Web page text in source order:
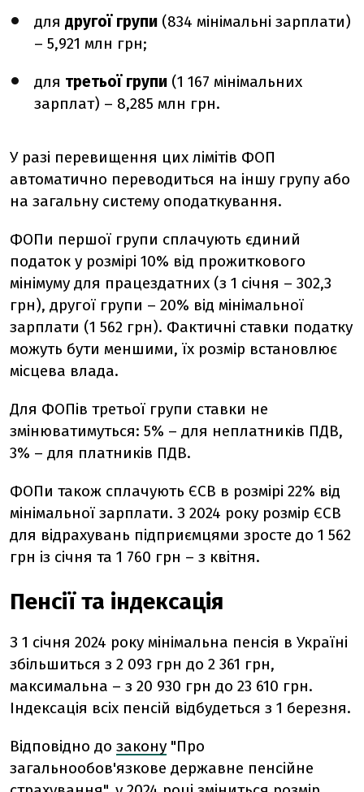
для другої групи (834 мінімальні зарплати)
– 5,921 млн грн;
для третьої групи (1 167 мінімальних
зарплат) – 8,285 млн грн.
У разі перевищення цих лімітів ФОП
автоматично переводиться на іншу групу або
на загальну систему оподаткування.
ФОПи першої групи сплачують єдиний
податок у розмірі 10% від прожиткового
мінімуму для працездатних (з 1 січня – 302,3
грн), другої групи – 20% від мінімальної
зарплати (1 562 грн). Фактичні ставки податку
можуть бути меншими, їх розмір встановлює
місцева влада.
Для ФОПів третьої групи ставки не
змінюватимуться: 5% – для неплатників ПДВ,
3% – для платників ПДВ.
ФОПи також сплачують ЄСВ в розмірі 22% від
мінімальної зарплати. З 2024 року розмір ЄСВ
для відрахувань підприємцями зросте до 1 562
грн із січня та 1 760 грн – з квітня.
Пенсії та індексація
З 1 січня 2024 року мінімальна пенсія в Україні
збільшиться з 2 093 грн до 2 361 грн,
максимальна – з 20 930 грн до 23 610 грн.
Індексація всіх пенсій відбудеться з 1 березня.
Відповідно до закону "Про
загальнообов'язкове державне пенсійне